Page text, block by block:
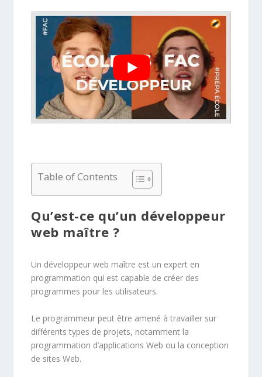
Table of Contents
Qu’est-ce qu’un développeur
web maître ?
Un développeur web maître est un expert en
programmation qui est capable de créer des
programmes pour les utilisateurs.
Le programmeur peut être amené à travailler sur
différents types de projets, notamment la
programmation d’applications Web ou la conception
de sites Web.